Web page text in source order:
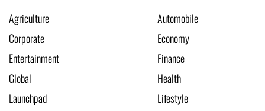
Agriculture
Automobile
Corporate
Economy
Entertainment
Finance
Global
Health
Launchpad
Lifestyle